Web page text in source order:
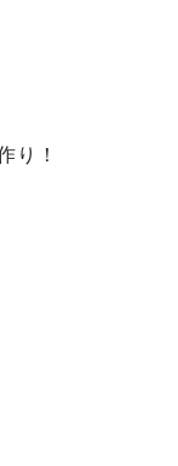
り！